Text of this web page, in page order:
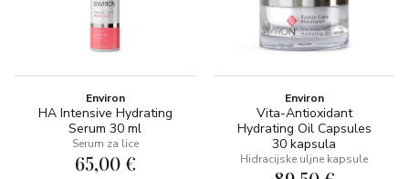
Environ
HA Intensive Hydrating
Serum 30 ml
Serum za lice
65,00 €
Environ
Vita-Antioxidant
Hydrating Oil Capsules
30 kapsula
Hidracijske uljne kapsule